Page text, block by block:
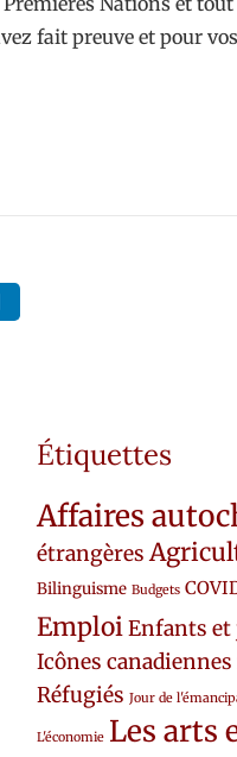
fait preuve et pour
Étiquettes
Affaires
étrangères
Bilinguisme Budgets
EmploiEnfants et
Icônes
Réfugiés Jour de
L'économie Les arts